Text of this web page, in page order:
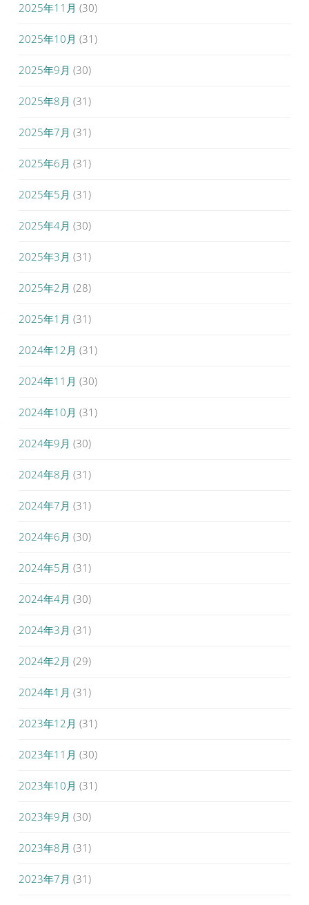
2025年11月 (30)
2025年10月 (31)
2025年9月 (30)
2025年8月 (31)
2025年7月 (31)
2025年6月 (31)
2025年5月 (31)
2025年4月 (30)
2025年3月 (31)
2025年2月 (28)
2025年1月 (31)
2024年12月 (31)
2024年11月 (30)
2024年10月 (31)
2024年9月 (30)
2024年8月 (31)
2024年7月 (31)
2024年6月 (30)
2024年5月 (31)
2024年4月 (30)
2024年3月 (31)
2024年2月 (29)
2024年1月 (31)
2023年12月 (31)
2023年11月 (30)
2023年10月 (31)
2023年9月 (30)
2023年8月 (31)
2023年7月 (31)